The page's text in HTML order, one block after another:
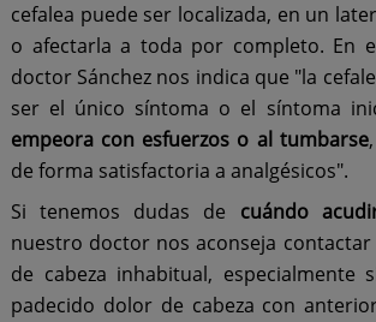
cefalea puede ser localizada, en un
o afectarla a toda por completo. En
doctor Sánchez nos indica que "la
ser el único síntoma o el síntoma
empeora con esfuerzos o al tumbarse
de forma satisfactoria a analgésicos".
Si tenemos dudas de cuándo
nuestro doctor nos aconseja
de cabeza inhabitual, especialmente
padecido dolor de cabeza con